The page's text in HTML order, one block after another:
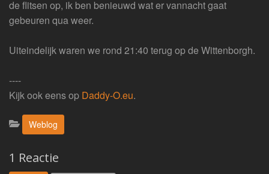
de flitsen op, ik ben benieuwd wat er vannacht gaat
gebeuren qua weer.
Uiteindelijk waren we rond 21:40 terug op de Wittenborgh.
----
Kijk ook eens op Daddy-O.eu.
Categorieën:
Weblog
1 Reactie